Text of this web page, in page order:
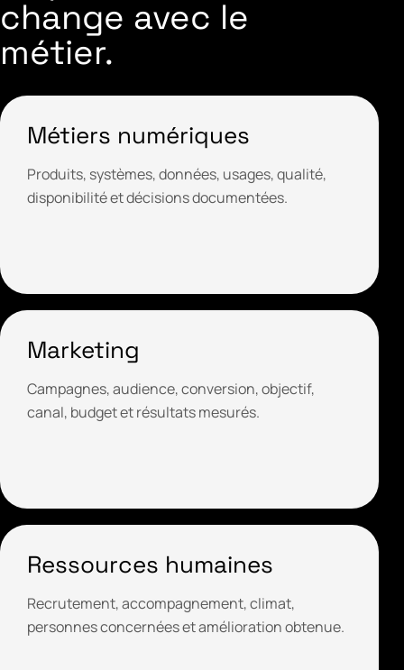
change avec le
métier.
Métiers numériques
Produits, systèmes, données, usages, qualité,
disponibilité et décisions documentées.
Marketing
Campagnes, audience, conversion, objectif,
canal, budget et résultats mesurés.
Ressources humaines
Recrutement, accompagnement, climat,
personnes concernées et amélioration obtenue.